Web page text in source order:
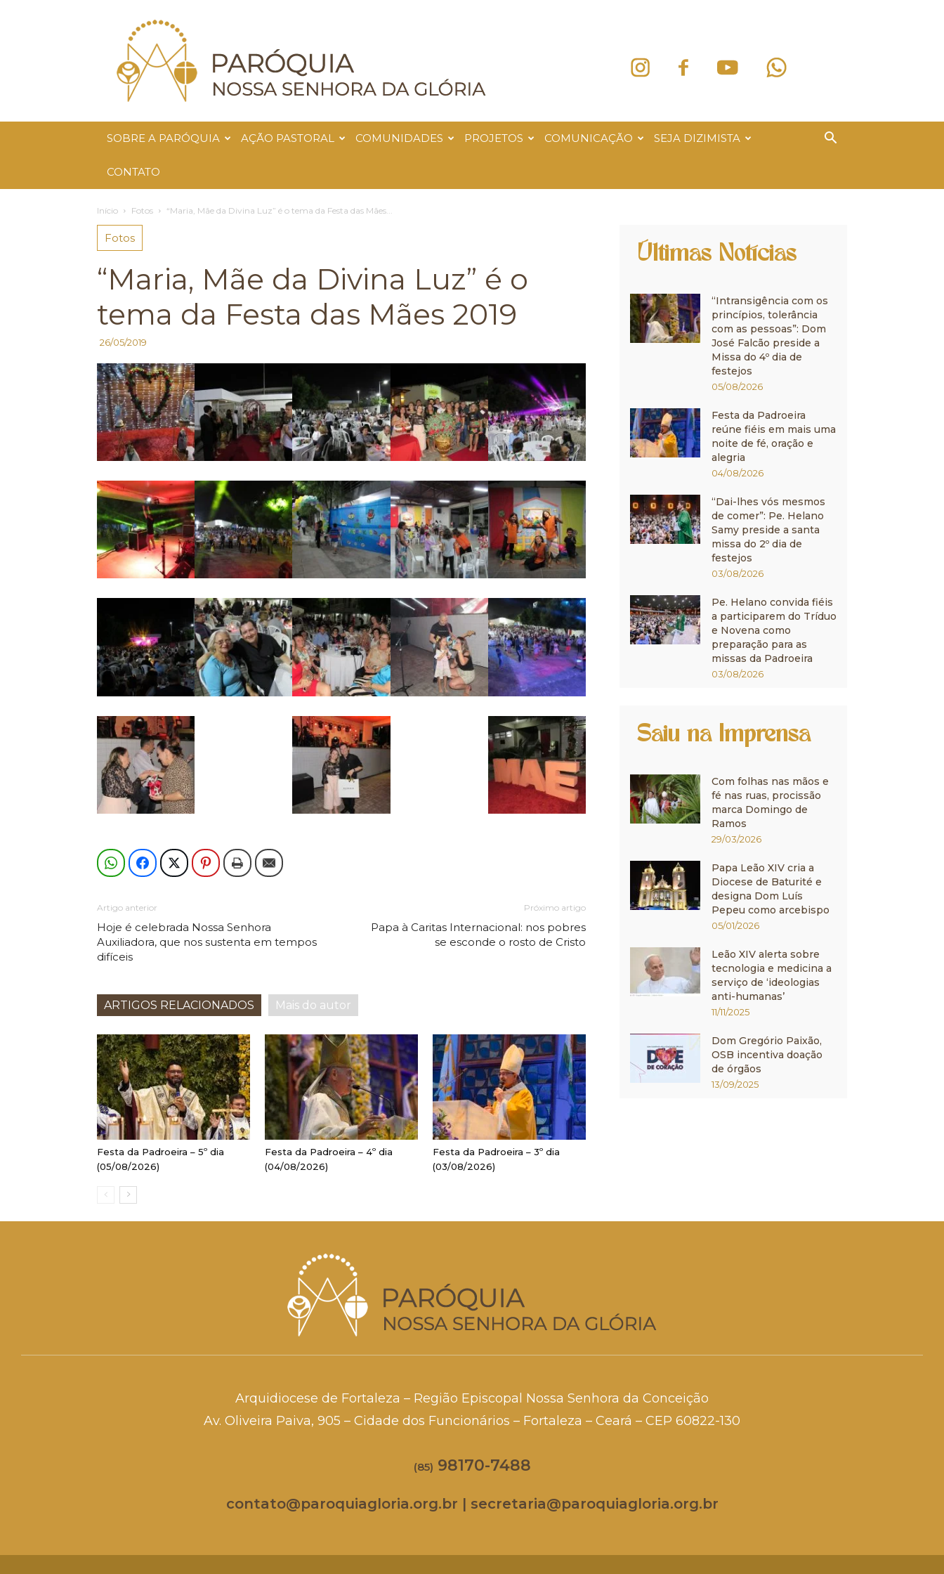
Paróquia
Nossa
Senhora
da
Glória
SOBRE A PARÓQUIA AÇÃO PASTORAL COMUNIDADES PROJETOS COMUNICAÇÃO SEJA DIZIMISTA
CONTATO
Início Fotos “Maria, Mãe da Divina Luz” é o tema da Festa das Mães...
Fotos
“Maria, Mãe da Divina Luz” é o
tema da Festa das Mães 2019
26/05/2019
Artigo anterior
Hoje é celebrada Nossa Senhora
Auxiliadora, que nos sustenta em tempos
difíceis
Próximo artigo
Papa à Caritas Internacional: nos pobres
se esconde o rosto de Cristo
ARTIGOS RELACIONADOS Mais do autor
Festa da Padroeira – 5º dia
(05/08/2026)
Festa da Padroeira – 4º dia
(04/08/2026)
Festa da Padroeira – 3º dia
(03/08/2026)
Últimas Notícias
“Intransigência com os
princípios, tolerância
com as pessoas”: Dom
José Falcão preside a
Missa do 4º dia de
festejos
05/08/2026
Festa da Padroeira
reúne fiéis em mais uma
noite de fé, oração e
alegria
04/08/2026
“Dai-lhes vós mesmos
de comer”: Pe. Helano
Samy preside a santa
missa do 2º dia de
festejos
03/08/2026
Pe. Helano convida fiéis
a participarem do Tríduo
e Novena como
preparação para as
missas da Padroeira
03/08/2026
Saiu na Imprensa
Com folhas nas mãos e
fé nas ruas, procissão
marca Domingo de
Ramos
29/03/2026
Papa Leão XIV cria a
Diocese de Baturité e
designa Dom Luís
Pepeu como arcebispo
05/01/2026
Leão XIV alerta sobre
tecnologia e medicina a
serviço de ‘ideologias
anti-humanas’
11/11/2025
Dom Gregório Paixão,
OSB incentiva doação
de órgãos
13/09/2025
Arquidiocese de Fortaleza – Região Episcopal Nossa Senhora da Conceição
Av. Oliveira Paiva, 905 – Cidade dos Funcionários – Fortaleza – Ceará – CEP 60822-130
(85) 98170-7488
contato@paroquiagloria.org.br | secretaria@paroquiagloria.org.br